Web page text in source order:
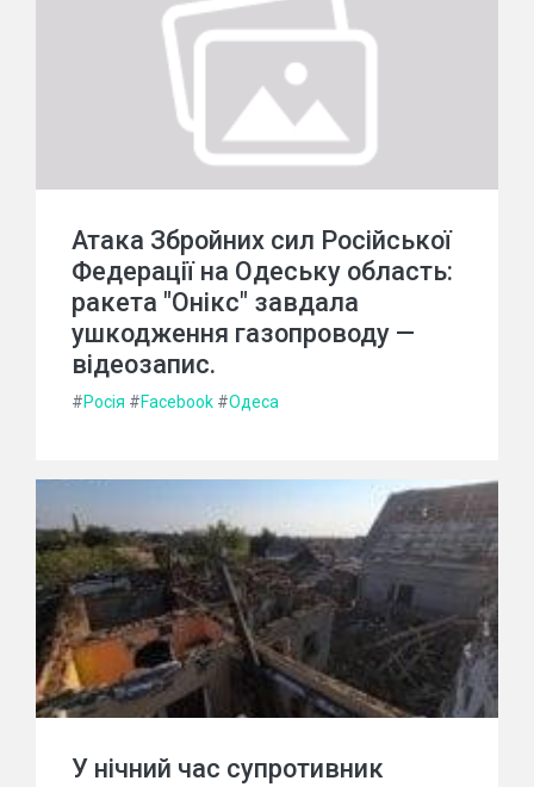
Атака Збройних сил Російської
Федерації на Одеську область:
ракета "Онікс" завдала
ушкодження газопроводу —
відеозапис.
#Росія #Facebook #Одеса
У нічний час супротивник